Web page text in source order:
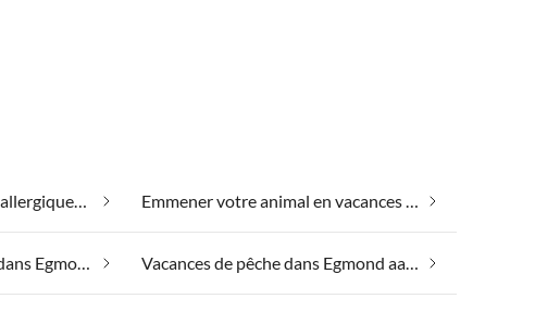
Convient aux personnes allergiques dans Egmond aan Zee Emmener votre animal en vacances dans Egmond aan Zee
Vacances au bord du lac dans Egmond aan Zee Vacances de pêche dans Egmond aan Zee